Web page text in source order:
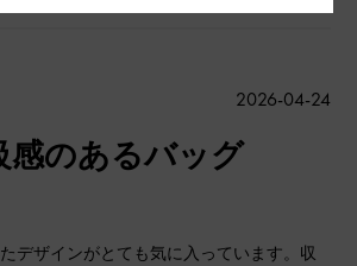
感のあるバッグ
デザインがとても気に入っています。収
公
2026-04-24